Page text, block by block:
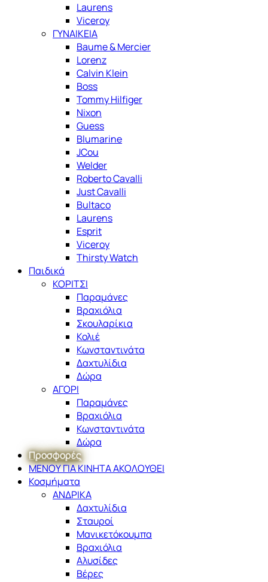
Laurens
Viceroy
ΓΥΝΑΙΚΕΙΑ
Baume & Mercier
Lorenz
Calvin Klein
Boss
Tommy Hilfiger
Nixon
Guess
Blumarine
JCou
Welder
Roberto Cavalli
Just Cavalli
Bultaco
Laurens
Esprit
Viceroy
Thirsty Watch
Παιδικά
ΚΟΡΙΤΣΙ
Παραμάνες
Βραχιόλια
Σκουλαρίκια
Κολιέ
Κωνσταντινάτα
Δαχτυλίδια
Δώρα
ΑΓΟΡΙ
Παραμάνες
Βραχιόλια
Κωνσταντινάτα
Δώρα
Προσφορές
ΜΕΝΟΥ ΓΙΑ ΚΙΝΗΤΑ ΑΚΟΛΟΥΘΕΙ
Κοσμήματα
ΑΝΔΡΙΚΑ
Δαχτυλίδια
Σταυροί
Μανικετόκουμπα
Βραχιόλια
Αλυσίδες
Βέρες